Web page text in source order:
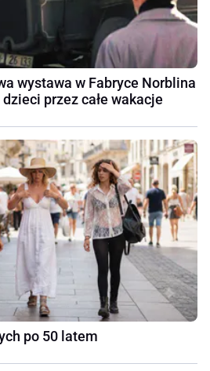
wystawa w Fabryce Norblina
przez całe wakacje
po 50 latem